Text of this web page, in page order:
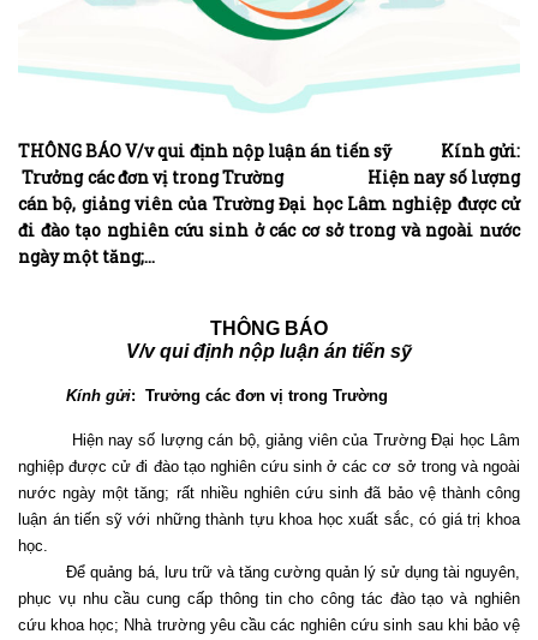
THÔNG BÁO V/v qui định nộp luận án tiến sỹ Kính gửi:
Trưởng các đơn vị trong Trường Hiện nay số lượng
cán bộ, giảng viên của Trường Đại học Lâm nghiệp được cử
đi đào tạo nghiên cứu sinh ở các cơ sở trong và ngoài nước
ngày một tăng;…
THÔNG BÁO
V/v qui định nộp luận án tiến sỹ
Kính gửi: Trưởng các đơn vị trong Trường
Hiện nay số lượng cán bộ, giảng viên của Trường Đại học Lâm
nghiệp được cử đi đào tạo nghiên cứu sinh ở các cơ sở trong và ngoài
nước ngày một tăng; rất nhiều nghiên cứu sinh đã bảo vệ thành công
luận án tiến sỹ với những thành tựu khoa học xuất sắc, có giá trị khoa
học.
Để quảng bá, lưu trữ và tăng cường quản lý sử dụng tài nguyên,
phục vụ nhu cầu cung cấp thông tin cho công tác đào tạo và nghiên
cứu khoa học; Nhà trường yêu cầu các nghiên cứu sinh sau khi bảo vệ